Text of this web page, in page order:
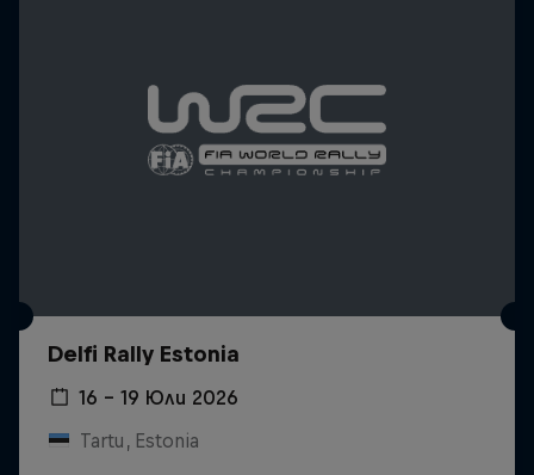
Delfi Rally Estonia
16 – 19 Юли 2026
Tartu, Estonia